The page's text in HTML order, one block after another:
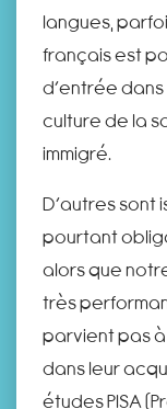
langues,
français est
d’entrée dans
culture de la
immigré.
D’autres sont
pourtant
alors que
très
parvient pas
dans leur
études PISA